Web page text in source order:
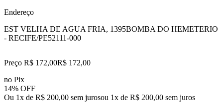
Endereço
EST VELHA DE AGUA FRIA, 1395BOMBA DO HEMETERIO
- RECIFE/PE52111-000
Preço R$ 172,00R$ 172,00
no Pix
14% OFF
Ou 1x de R$ 200,00 sem jurosou 1x de R$ 200,00 sem juros